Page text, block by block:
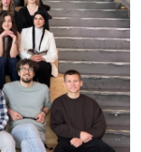
y
r
i
g
h
t
h